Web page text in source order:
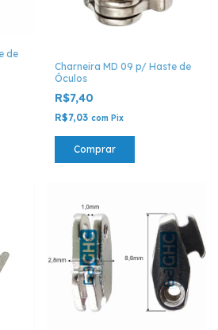
de
Charneira MD 09 p/ Haste de
Óculos
R$7,40
R$7,03 com Pix
Comprar